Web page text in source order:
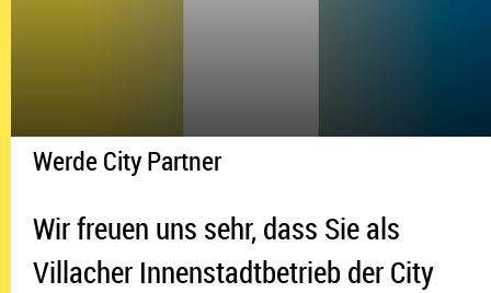
Werde City Partner
Wir freuen uns sehr, dass Sie als
Villacher Innenstadtbetrieb der City